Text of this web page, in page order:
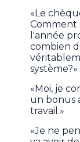
«Le
Comment
l'année
combien
«Moi, je
un bonus
travail.»
«Je ne